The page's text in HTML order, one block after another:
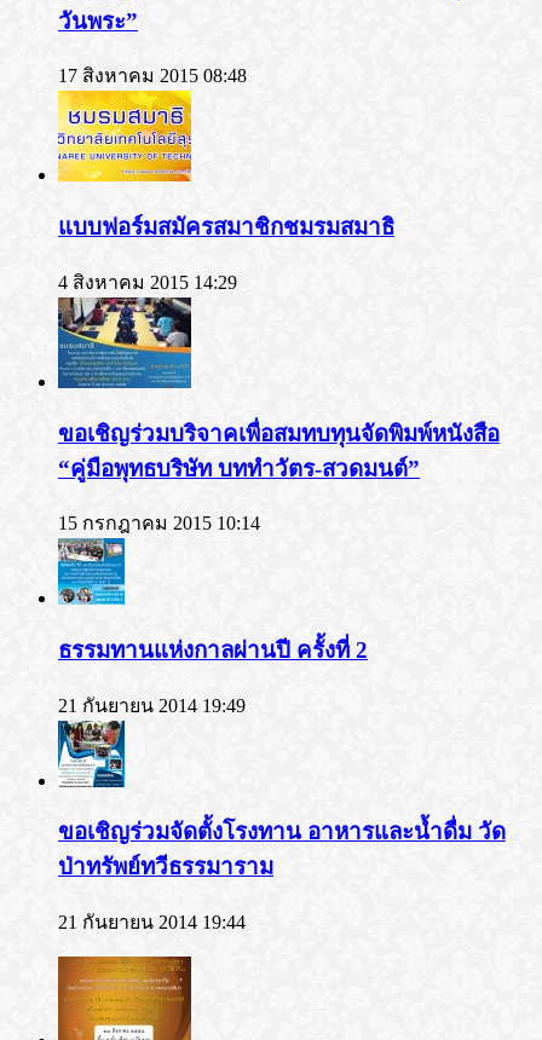
วันพระ”
17 สิงหาคม 2015 08:48
แบบฟอร์มสมัครสมาชิกชมรมสมาธิ
4 สิงหาคม 2015 14:29
ขอเชิญร่วมบริจาคเพื่อสมทบทุนจัดพิมพ์หนังสือ
“คู่มือพุทธบริษัท บททำวัตร-สวดมนต์”
15 กรกฎาคม 2015 10:14
ธรรมทานแห่งกาลผ่านปี ครั้งที่ 2
21 กันยายน 2014 19:49
ขอเชิญร่วมจัดตั้งโรงทาน อาหารและน้ำดื่ม วัด
ป่าทรัพย์ทวีธรรมาราม
21 กันยายน 2014 19:44